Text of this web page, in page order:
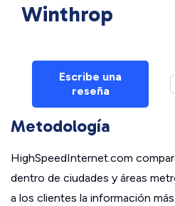
Winthrop
Escribe una
reseña
Metodología
HighSpeedInternet.com
dentro de ciudades y áreas
a los clientes la información